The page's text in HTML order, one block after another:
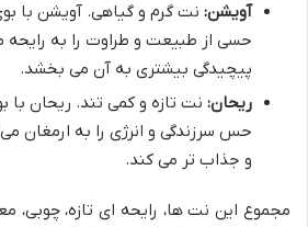
آویشن: نت گرم و گیاهی. آویشن با
حسی از طبیعت و طراوت را به رایحه
پیچیدگی بیشتری به آن می بخشد.
ریحان: نت تازه و کمی تند. ریحان با
حس سرزندگی و انرژی را به ارمغان می
و جذاب تر می کند.
مجموع این نت ها، رایحه ای تازه، چوبی،